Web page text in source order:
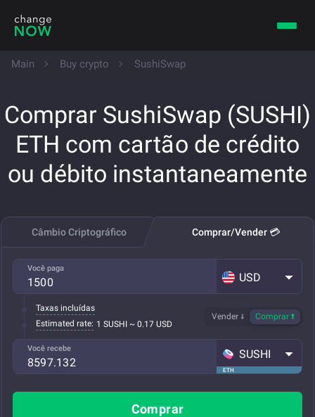
Main Buy crypto SushiSwap
Comprar SushiSwap (SUSHI)
ETH com cartão de crédito
ou débito instantaneamente
Câmbio Criptográfico Comprar/Vender 💳
Você paga
USD
Taxas incluídas
Estimated rate: 1 SUSHI ~ 0.17 USD
Vender Comprar
Você recebe
ETH
SUSHI
Comprar